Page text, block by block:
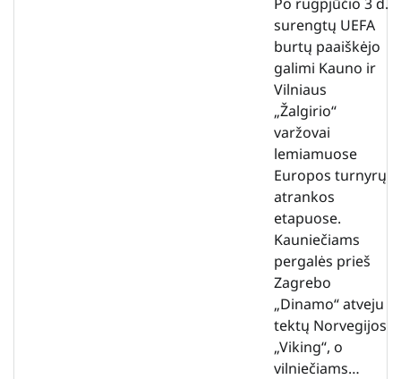
surengtų UEFA
burtų paaiškėjo
galimi Kauno ir
Vilniaus
„Žalgirio“
varžovai
lemiamuose
Europos turnyrų
atrankos
etapuose.
Kauniečiams
pergalės prieš
Zagrebo
„Dinamo“ atveju
tektų Norvegijos
„Viking“, o
vilniečiams…